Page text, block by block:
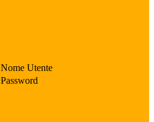
Nome Utente
Password